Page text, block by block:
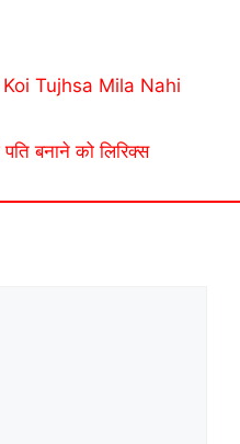
Tujhsa Mila Nahi
पति बनाने को लिरिक्स